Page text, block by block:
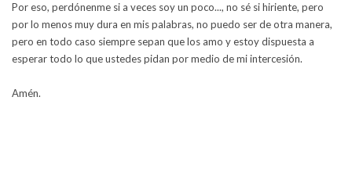
Por eso, perdónenme si a veces soy un poco..., no sé si hiriente, pero
por lo menos muy dura en mis palabras, no puedo ser de otra manera,
pero en todo caso siempre sepan que los amo y estoy dispuesta a
esperar todo lo que ustedes pidan por medio de mi intercesión.
Amén.